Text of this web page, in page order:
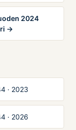
2024
→
· 2023
· 2026